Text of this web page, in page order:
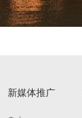
新媒体推广